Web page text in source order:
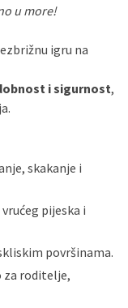
u more!
igru na
i sigurnost,
skakanje i
pijeska i
površinama.
za roditelje,